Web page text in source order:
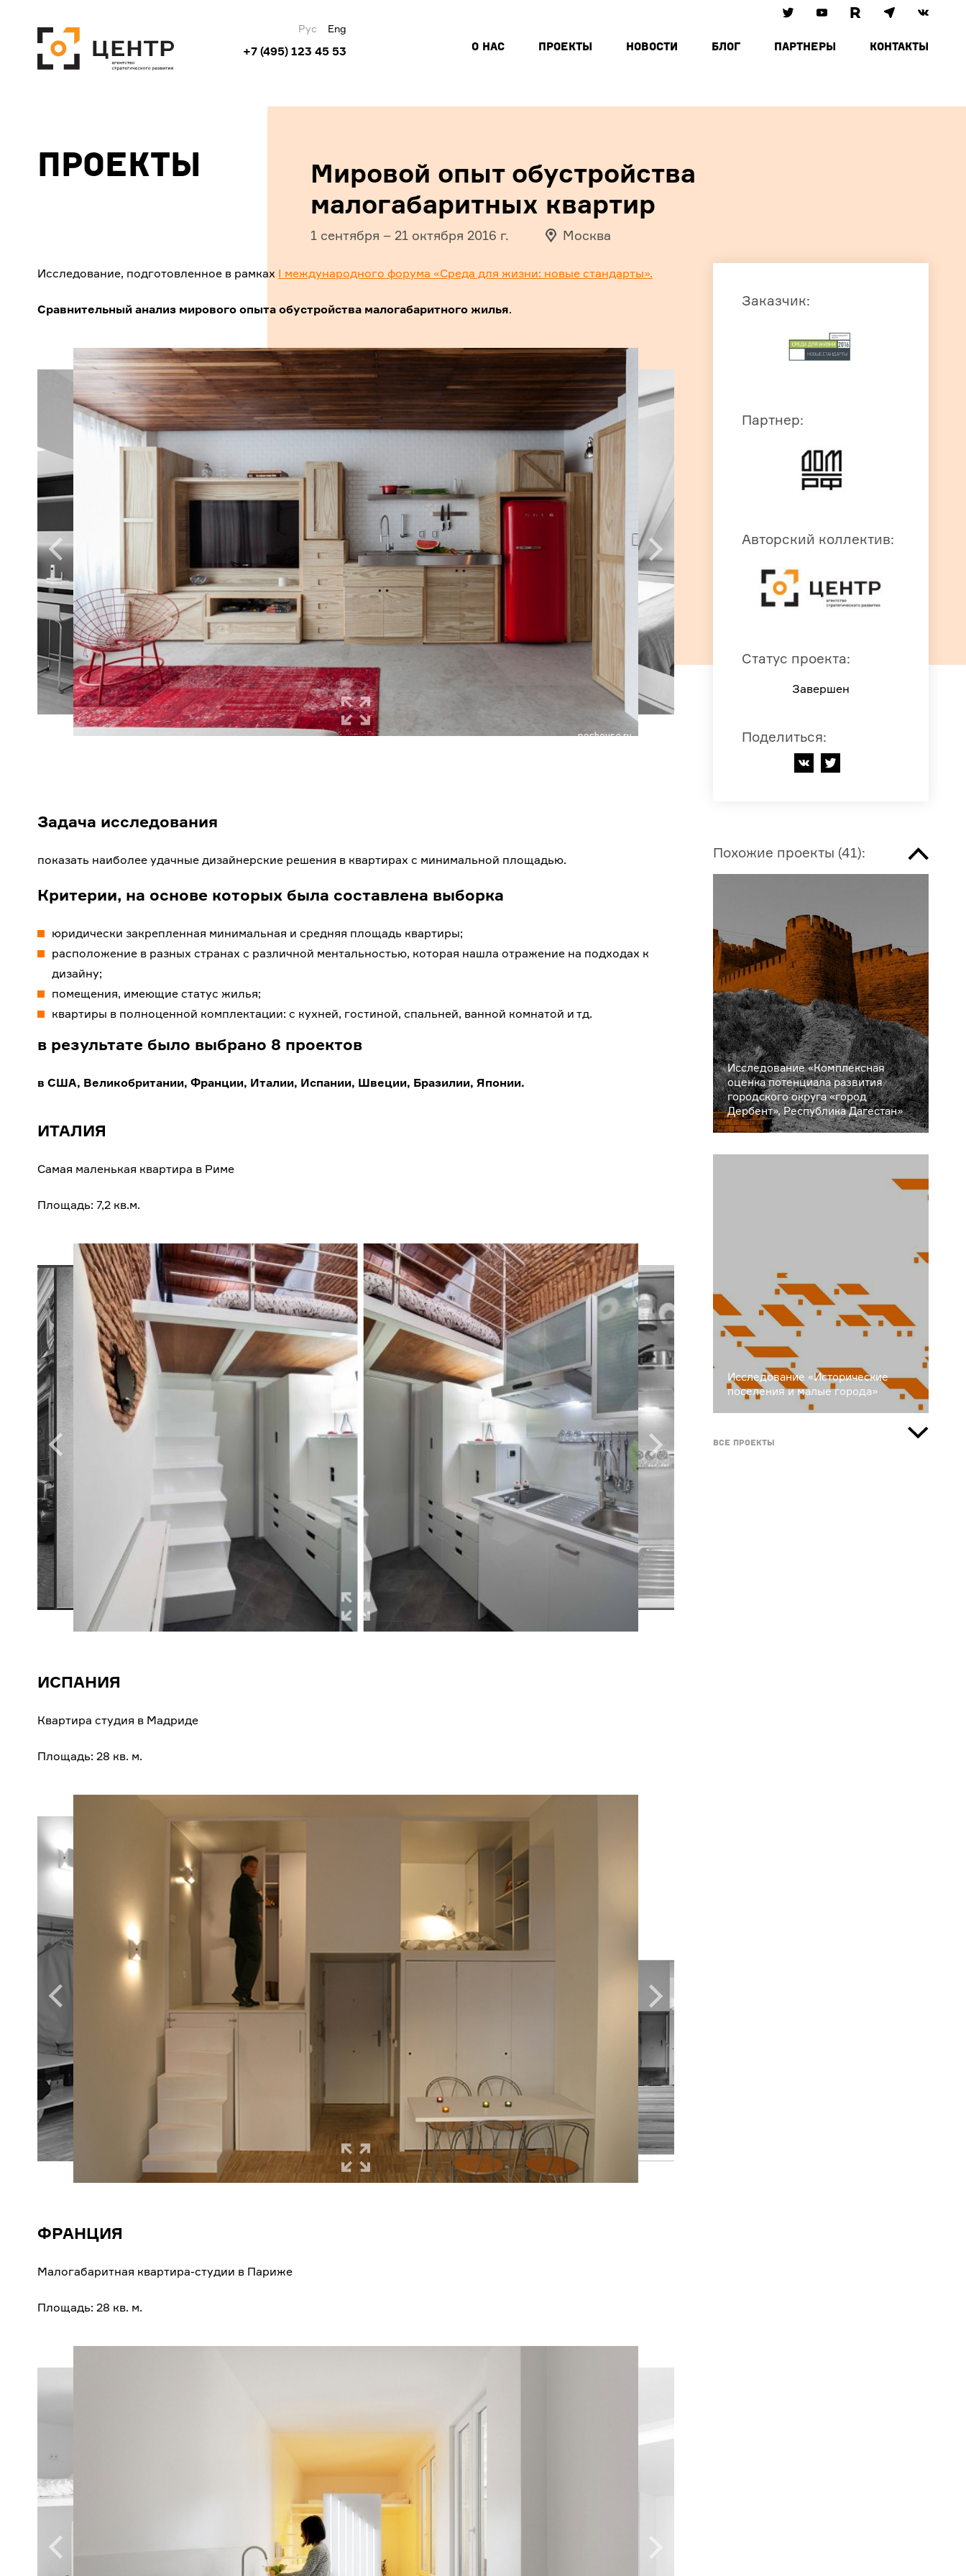
Рус Eng
+7 (495) 123 45 53 О НАС ПРОЕКТЫ НОВОСТИ БЛОГ ПАРТНЕРЫ КОНТАКТЫ
Проекты
Мировой опыт обустройства
малогабаритных квартир
1 сентября – 21 октября 2016 г. Москва
Исследование, подготовленное в рамках I международного форума «Среда для жизни: новые стандарты».
Cравнительный анализ мирового опыта обустройства малогабаритного жилья.
Задача исследования
показать наиболее удачные дизайнерские решения в квартирах с минимальной площадью.
Критерии, на основе которых была составлена выборка
юридически закрепленная минимальная и средняя площадь квартиры;
расположение в разных странах с различной ментальностью, которая нашла отражение на подходах к
дизайну;
помещения, имеющие статус жилья;
квартиры в полноценной комплектации: с кухней, гостиной, спальней, ванной комнатой и тд.
в результате было выбрано 8 проектов
в США, Великобритании, Франции, Италии, Испании, Швеции, Бразилии, Японии.
ИТАЛИЯ
Самая маленькая квартира в Риме
Площадь: 7,2 кв.м.
ИСПАНИЯ
Квартира студия в Мадриде
Площадь: 28 кв. м.
ФРАНЦИЯ
Малогабаритная квартира-студии в Париже
Площадь: 28 кв. м.
Заказчик:
Партнер:
Авторский коллектив:
Статус проекта:
Завершен
Поделиться:
Похожие проекты (41):
Исследование «Комплексная
оценка потенциала развития
городского округа «город
Дербент», Республика Дагестан»
Исследование «Исторические
поселения и малые города»
Все проекты